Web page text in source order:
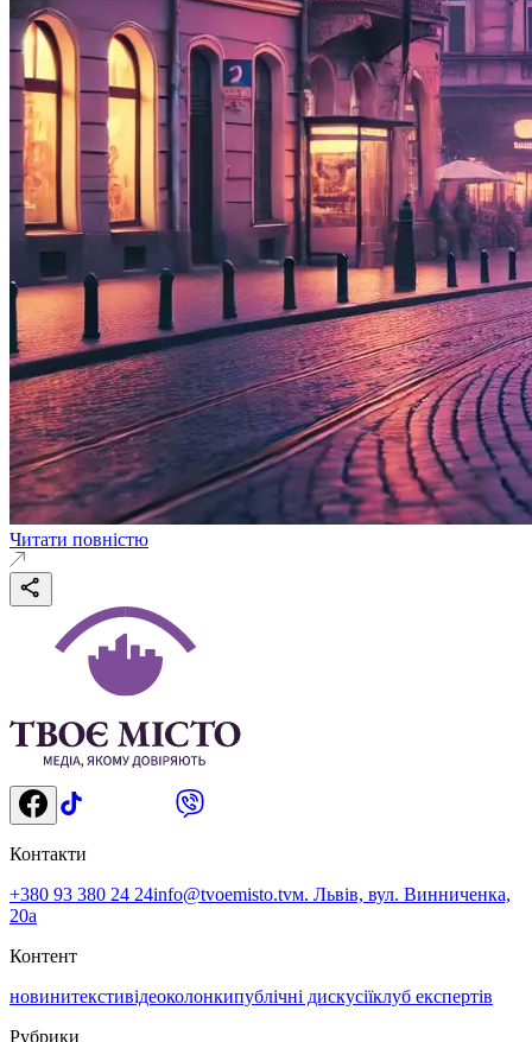
Читати повністю
Контакти
+380 93 380 24 24info@tvoemisto.tvм. Львів, вул. Винниченка,
20а
Контент
новинитекстивідеоколонкипублічні дискусіїклуб експертів
Рубрики